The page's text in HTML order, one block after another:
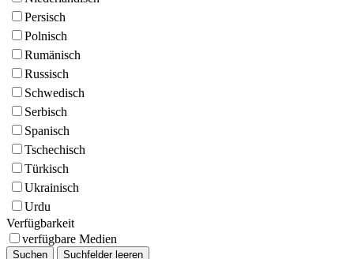
Persisch
Polnisch
Rumänisch
Russisch
Schwedisch
Serbisch
Spanisch
Tschechisch
Türkisch
Ukrainisch
Urdu
Verfügbarkeit
verfügbare Medien